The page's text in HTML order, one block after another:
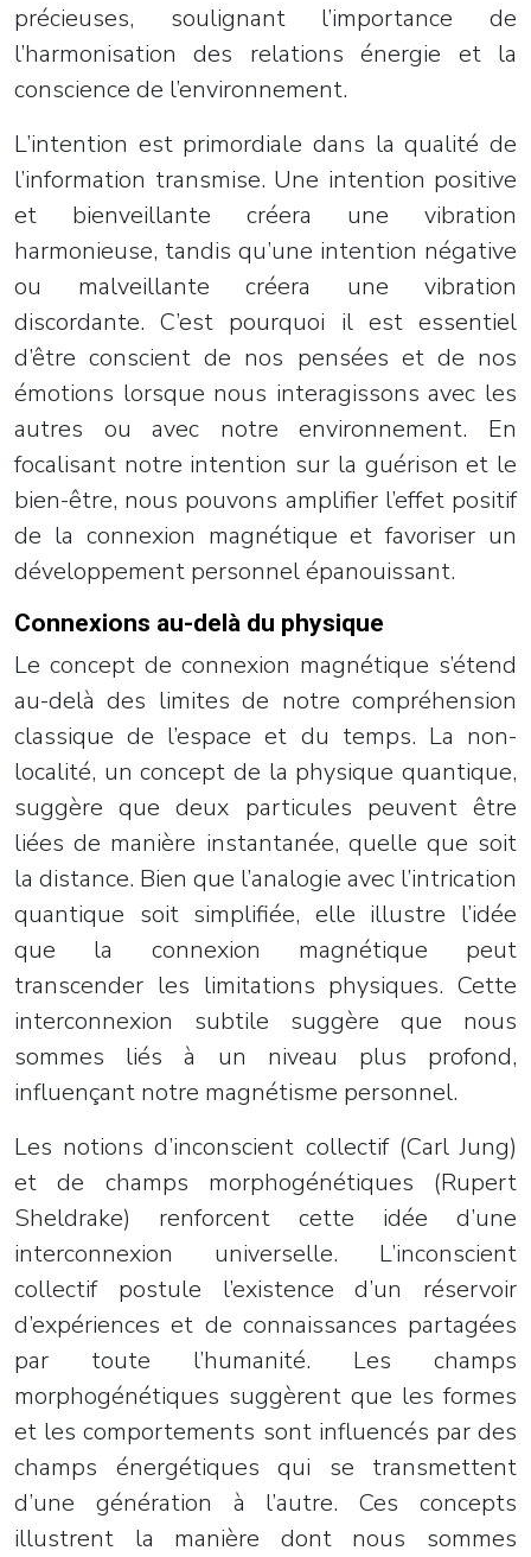
précieuses, soulignant l’importance de
l’harmonisation des relations énergie et la
conscience de l’environnement.
L’intention est primordiale dans la qualité de
l’information transmise. Une intention positive
et bienveillante créera une vibration
harmonieuse, tandis qu’une intention négative
ou malveillante créera une vibration
discordante. C’est pourquoi il est essentiel
d’être conscient de nos pensées et de nos
émotions lorsque nous interagissons avec les
autres ou avec notre environnement. En
focalisant notre intention sur la guérison et le
bien-être, nous pouvons amplifier l’effet positif
de la connexion magnétique et favoriser un
développement personnel épanouissant.
Connexions au-delà du physique
Le concept de connexion magnétique s’étend
au-delà des limites de notre compréhension
classique de l’espace et du temps. La non-
localité, un concept de la physique quantique,
suggère que deux particules peuvent être
liées de manière instantanée, quelle que soit
la distance. Bien que l’analogie avec l’intrication
quantique soit simplifiée, elle illustre l’idée
que la connexion magnétique peut
transcender les limitations physiques. Cette
interconnexion subtile suggère que nous
sommes liés à un niveau plus profond,
influençant notre magnétisme personnel.
Les notions d’inconscient collectif (Carl Jung)
et de champs morphogénétiques (Rupert
Sheldrake) renforcent cette idée d’une
interconnexion universelle. L’inconscient
collectif postule l’existence d’un réservoir
d’expériences et de connaissances partagées
par toute l’humanité. Les champs
morphogénétiques suggèrent que les formes
et les comportements sont influencés par des
champs énergétiques qui se transmettent
d’une génération à l’autre. Ces concepts
illustrent la manière dont nous sommes